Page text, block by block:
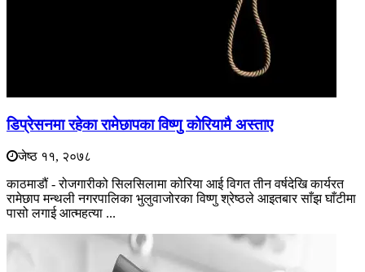
डिप्रेसनमा रहेका रामेछापका विष्णु कोरियामै अस्ताए
जेष्ठ ११, २०७८
काठमाडौं - रोजगारीको सिलसिलामा कोरिया आई विगत तीन वर्षदेखि कार्यरत
रामेछाप मन्थली नगरपालिका भुलुवाजोरका विष्णु श्रेष्ठले आइतबार साँझ घाँटीमा
पासो लगाई आत्महत्या ...